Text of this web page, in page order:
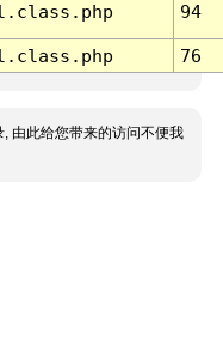
94
76
由此给您带来的访问不便我